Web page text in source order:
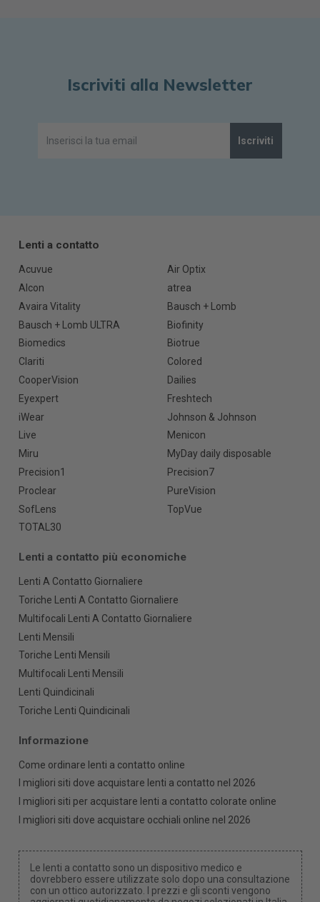
Iscriviti alla Newsletter
Iscriviti
Lenti a contatto
Acuvue
Air Optix
Alcon
atrea
Avaira Vitality
Bausch + Lomb
Bausch + Lomb ULTRA
Biofinity
Biomedics
Biotrue
Clariti
Colored
CooperVision
Dailies
Eyexpert
Freshtech
iWear
Johnson & Johnson
Live
Menicon
Miru
MyDay daily disposable
Precision1
Precision7
Proclear
PureVision
SofLens
TopVue
TOTAL30
Lenti a contatto più economiche
Lenti A Contatto Giornaliere
Toriche Lenti A Contatto Giornaliere
Multifocali Lenti A Contatto Giornaliere
Lenti Mensili
Toriche Lenti Mensili
Multifocali Lenti Mensili
Lenti Quindicinali
Toriche Lenti Quindicinali
Informazione
Come ordinare lenti a contatto online
I migliori siti dove acquistare lenti a contatto nel 2026
I migliori siti per acquistare lenti a contatto colorate online
I migliori siti dove acquistare occhiali online nel 2026
Le lenti a contatto sono un dispositivo medico e
dovrebbero essere utilizzate solo dopo una consultazione
con un ottico autorizzato. I prezzi e gli sconti vengono